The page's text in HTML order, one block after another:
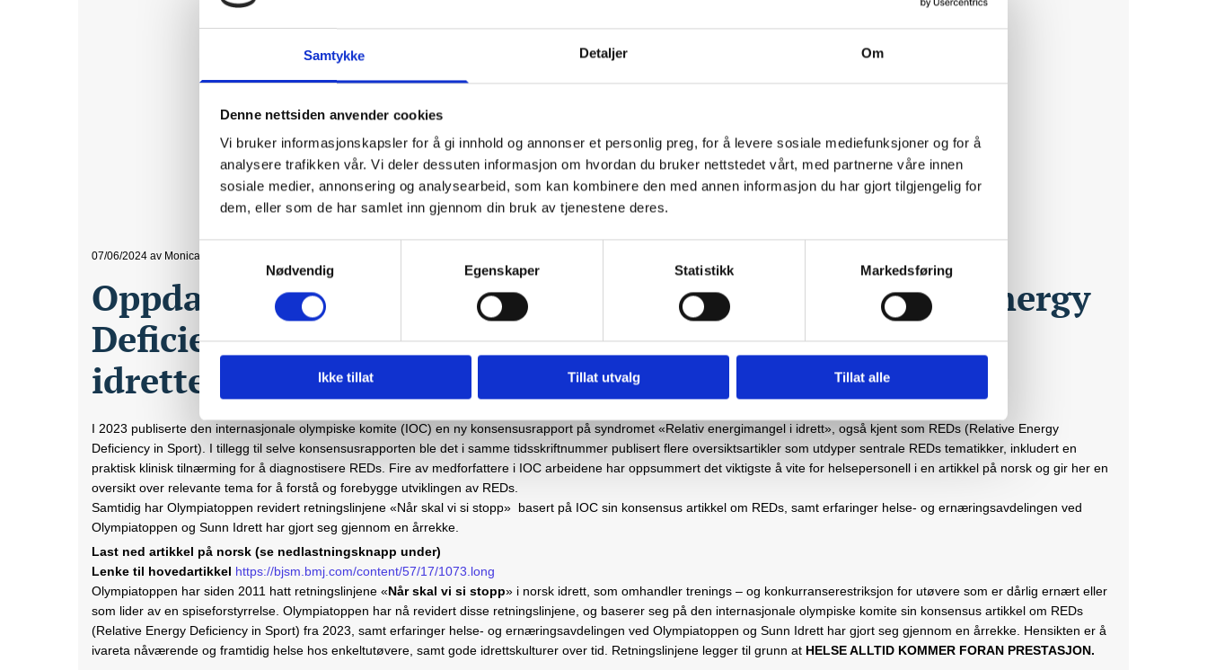
Samtykke Detaljer Om
Denne nettsiden anvender cookies
Vi bruker informasjonskapsler for å gi innhold og annonser et personlig preg, for å levere sosiale mediefunksjoner og for å
analysere trafikken vår. Vi deler dessuten informasjon om hvordan du bruker nettstedet vårt, med partnerne våre innen
sosiale medier, annonsering og analysearbeid, som kan kombinere den med annen informasjon du har gjort tilgjengelig for
dem, eller som de har samlet inn gjennom din bruk av tjenestene deres.
Nødvendig
Egenskaper Statistikk Markedsføring
Ikke tillat Tillat utvalg Tillat alle
07/06/2024 av Monica Klungland Torstveit, Therese Fostervold Mathisen, Anne Marte Pensgaard og Jorunn Sundgot- Borgen
Oppdatert kunnskap om syndromet REDs (Relative Energy
Deficiency in Sport). Verdt å vite for helsepersonell i
idretten.
I 2023 publiserte den internasjonale olympiske komite (IOC) en ny konsensusrapport på syndromet «Relativ energimangel i idrett», også kjent som REDs (Relative Energy
Deficiency in Sport). I tillegg til selve konsensusrapporten ble det i samme tidsskriftnummer publisert flere oversiktsartikler som utdyper sentrale REDs tematikker, inkludert en
praktisk klinisk tilnærming for å diagnostisere REDs. Fire av medforfattere i IOC arbeidene har oppsummert det viktigste å vite for helsepersonell i en artikkel på norsk og gir her en
oversikt over relevante tema for å forstå og forebygge utviklingen av REDs.
Samtidig har Olympiatoppen revidert retningslinjene «Når skal vi si stopp» basert på IOC sin konsensus artikkel om REDs, samt erfaringer helse- og ernæringsavdelingen ved
Olympiatoppen og Sunn Idrett har gjort seg gjennom en årrekke.
Last ned artikkel på norsk (se nedlastningsknapp under)
Lenke til hovedartikkel https://bjsm.bmj.com/content/57/17/1073.long
Olympiatoppen har siden 2011 hatt retningslinjene «Når skal vi si stopp» i norsk idrett, som omhandler trenings – og konkurranserestriksjon for utøvere som er dårlig ernært eller
som lider av en spiseforstyrrelse. Olympiatoppen har nå revidert disse retningslinjene, og baserer seg på den internasjonale olympiske komite sin konsensus artikkel om REDs
(Relative Energy Deficiency in Sport) fra 2023, samt erfaringer helse- og ernæringsavdelingen ved Olympiatoppen og Sunn Idrett har gjort seg gjennom en årrekke. Hensikten er å
ivareta nåværende og framtidig helse hos enkeltutøvere, samt gode idrettskulturer over tid. Retningslinjene legger til grunn at HELSE ALLTID KOMMER FORAN PRESTASJON.